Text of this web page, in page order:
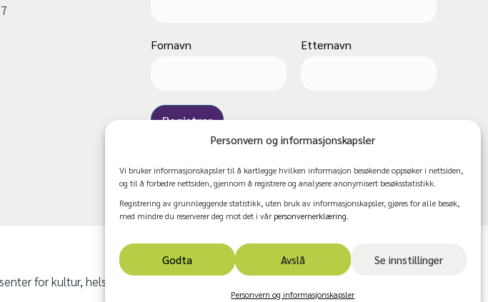
Personvern og informasjonskapsler
Vi bruker informasjonskapsler til å kartlegge hvilken informasjon besøkende oppsøker i nettsiden,
og til å forbedre nettsiden, gjennom å registrere og analysere anonymisert besøksstatistikk.
Registrering av grunnleggende statistikk, uten bruk av informasjonskapsler, gjøres for alle besøk,
med mindre du reserverer deg mot det i vår personvernerklæring
Godta Avslå Se innstillinger
Personvern og informasjonskapsler
Fornavn Etternavn
for kultur, helse og omsorg.